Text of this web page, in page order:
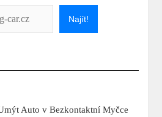
Najít!
Auto v Bezkontaktní Myčce